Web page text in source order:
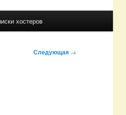
хостеров
Следующая →